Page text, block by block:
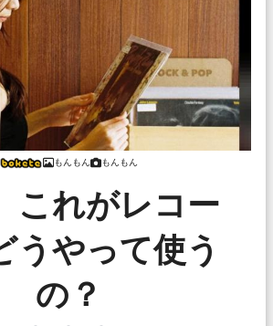
もんもん もんもん
これがレコー
うやって使う
の？